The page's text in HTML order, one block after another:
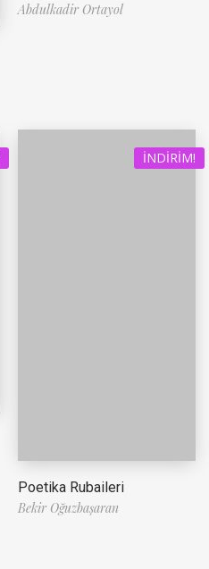
Abdulkadir Ortayol
İNDIRIM!
Poetika Rubaileri
Bekir Oğuzbaşaran